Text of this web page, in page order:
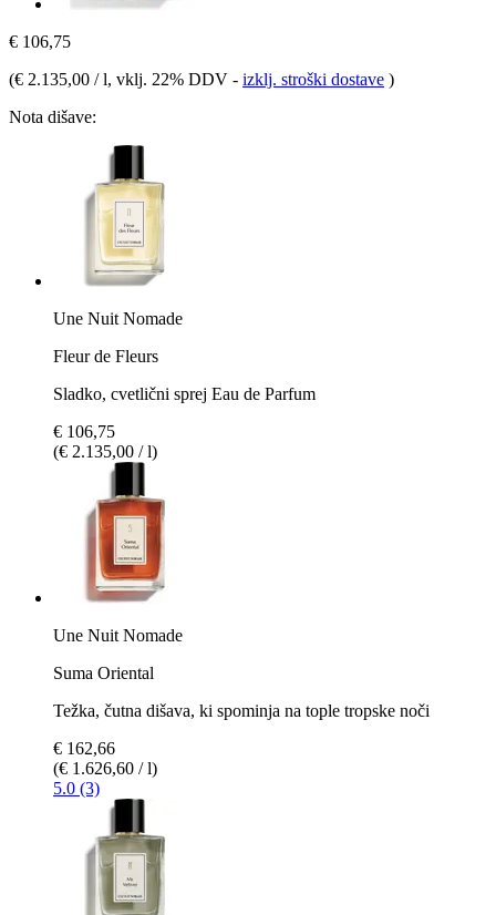
€ 106,75
(€ 2.135,00 / l, vklj. 22% DDV - izklj. stroški dostave )
Nota dišave:
Une Nuit Nomade
Fleur de Fleurs
Sladko, cvetlični sprej Eau de Parfum
€ 106,75
(€ 2.135,00 / l)
Une Nuit Nomade
Suma Oriental
Težka, čutna dišava, ki spominja na tople tropske noči
€ 162,66
(€ 1.626,60 / l)
5.0 (3)